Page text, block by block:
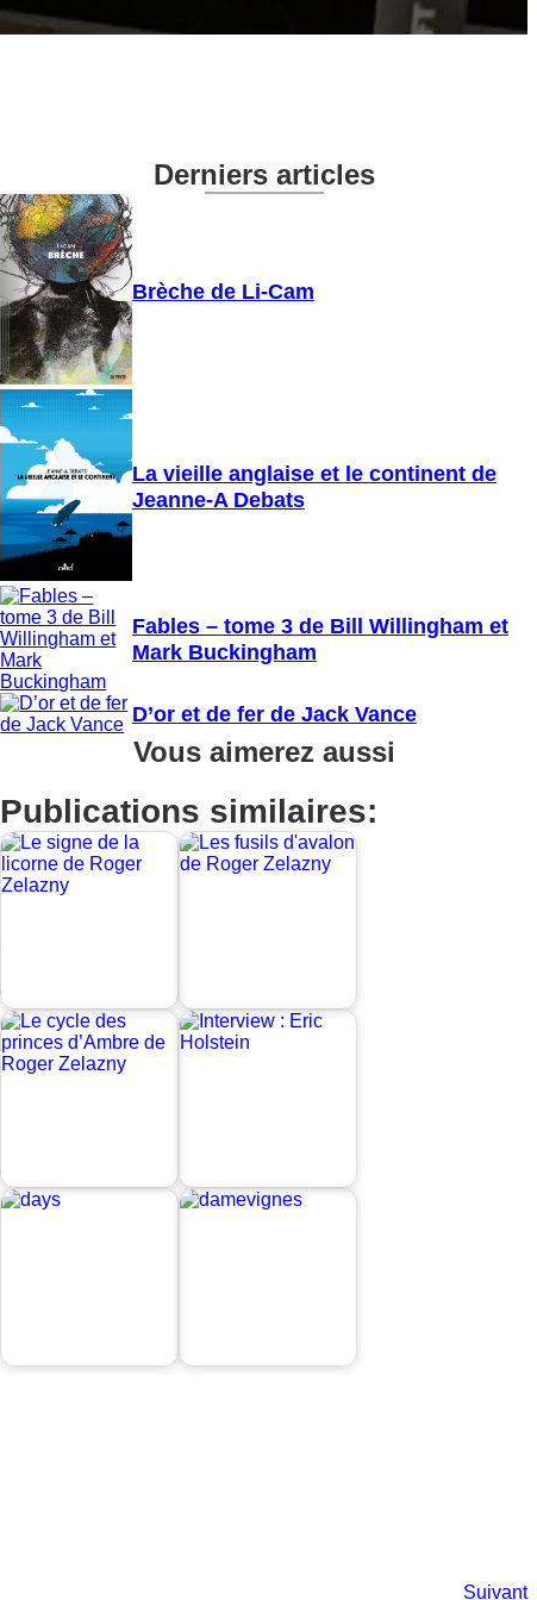
Derniers articles
Brèche de Li-Cam
La vieille anglaise et le continent de
Jeanne-A Debats
Fables – tome 3 de Bill Willingham et
Mark Buckingham
D’or et de fer de Jack Vance
Vous aimerez aussi
Publications similaires:
Suivant